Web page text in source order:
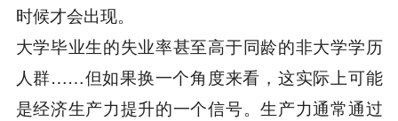
时候才会出现。
大学毕业生的失业率甚至高于同龄的非大学学历
人群……但如果换一个角度来看，这实际上可能
是经济生产力提升的一个信号。生产力通常通过